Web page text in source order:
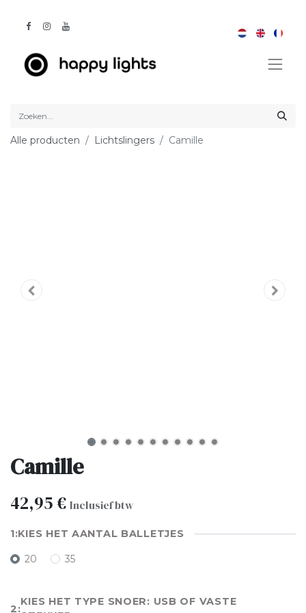
Alle producten Lichtslingers Camille
Camille
42,95€ Inclusief btw
KIES HET AANTAL BALLETJES
20 35
KIES HET TYPE SNOER: USB OF VASTE